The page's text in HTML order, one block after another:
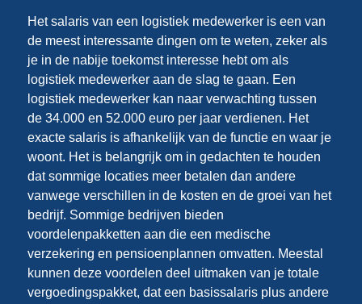
Het salaris van een logistiek medewerker is een van
de meest interessante dingen om te weten, zeker als
je in de nabije toekomst interesse hebt om als
logistiek medewerker aan de slag te gaan. Een
logistiek medewerker kan naar verwachting tussen
de 34.000 en 52.000 euro per jaar verdienen. Het
exacte salaris is afhankelijk van de functie en waar je
woont. Het is belangrijk om in gedachten te houden
dat sommige locaties meer betalen dan andere
vanwege verschillen in de kosten en de groei van het
bedrijf. Sommige bedrijven bieden
voordelenpakketten aan die een medische
verzekering en pensioenplannen omvatten. Meestal
kunnen deze voordelen deel uitmaken van je totale
vergoedingspakket, dat een basissalaris plus andere